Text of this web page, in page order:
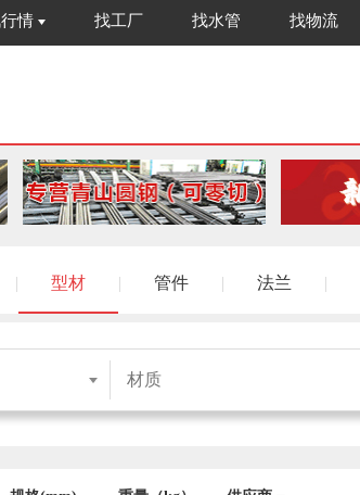
情 找工厂 找水管 找物流
| 型材 | 管件 | 法兰 |